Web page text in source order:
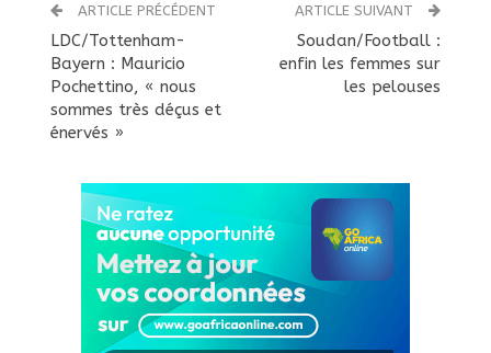
ARTICLE PRÉCÉDENT
LDC/Tottenham-
Bayern : Mauricio
Pochettino, « nous
sommes très déçus et
énervés »
ARTICLE SUIVANT
Soudan/Football :
enfin les femmes sur
les pelouses